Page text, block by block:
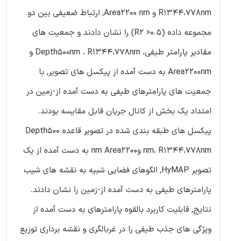
R1344،778nm و Area2200 nm, ارتباط ضعیفی بین دو
مجموعه داده (R2 >0.5) را نشان دادند و جمعیت های
مقادیر پارامتر طیفی، Depth500nm ، R1344،778nm و
Area2200nm به دست آمده از پیکسل های تصویر, با
جمعیت های پارامترهای طیفی به دست آمده از-زمین در
امتداد یک بخش از کانال جریان قابل مقایسه بودند.
پیکسل های طبقه بندی شده در تصویر قاعده Depth500
nm، R1344،778nm وnm Area2200 به دست آمده از یک
تصویر HyMAP, الگوهای فضایی شبیه به نقشه های شیب
پارامترهای طیفی به دست آمده از-زمین را نشان دادند.
نتایج, قابلیت کاربرد بالقوه پارامترهای به دست آمده از
ویژگی های جذب طیفی را در غربالگری و نقشه برداری توزیع